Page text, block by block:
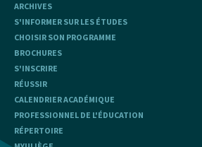
ARCHIVES
S'INFORMER SUR LES ÉTUDES
CHOISIR SON PROGRAMME
BROCHURES
S'INSCRIRE
RÉUSSIR
CALENDRIER ACADÉMIQUE
PROFESSIONNEL DE L'ÉDUCATION
RÉPERTOIRE